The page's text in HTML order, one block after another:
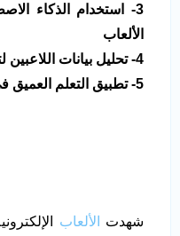
3- استخدام الذكاء
الألعاب
4- تحليل بيانات اللاعبين لتخصيص التجربة
5- تطبيق التعلم العميق في تصميم الألعاب
شهدت الألعاب